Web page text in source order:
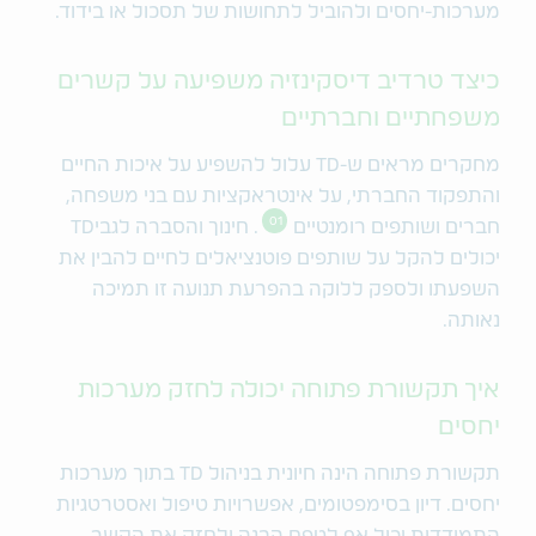
מערכות-יחסים ולהוביל לתחושות של תסכול או בידוד.
כיצד טרדיב דיסקינזיה משפיעה על קשרים
משפחתיים וחברתיים
מחקרים מראים ש-TD עלול להשפיע על איכות החיים
והתפקוד החברתי, על אינטראקציות עם בני משפחה,
חברים ושותפים רומנטיים
01
. חינוך והסברה לגביTD
יכולים להקל על שותפים פוטנציאלים לחיים להבין את
השפעתו ולספק ללוקה בהפרעת תנועה זו תמיכה
נאותה.
איך תקשורת פתוחה יכולה לחזק מערכות
יחסים
תקשורת פתוחה הינה חיונית בניהול TD בתוך מערכות
יחסים. דיון בסימפטומים, אפשרויות טיפול ואסטרטגיות